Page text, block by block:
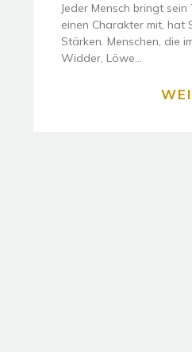
Jeder Mensch bringt
einen Charakter mit, hat
Stärken. Menschen, die
Widder, Löwe…